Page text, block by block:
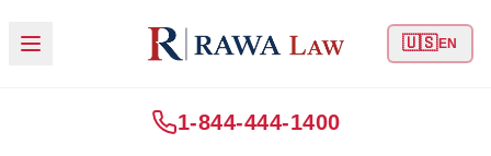
🇺🇸EN
1-844-444-1400